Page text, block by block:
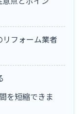
フォーム業者
を短縮できま